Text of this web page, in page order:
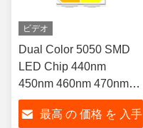
ビデオ
Dual Color 5050 SMD
LED Chip 440nm
450nm 460nm 470nm
Full Spectrum
Customization Available
最高 の 価格 を 入手